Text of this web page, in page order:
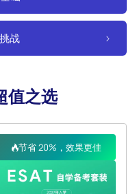
战
值之选
节省 20%，效果更佳